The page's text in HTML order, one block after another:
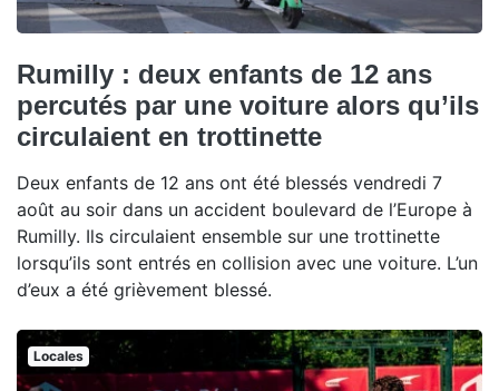
Rumilly : deux enfants de 12 ans
percutés par une voiture alors qu’ils
circulaient en trottinette
Deux enfants de 12 ans ont été blessés vendredi 7
août au soir dans un accident boulevard de l’Europe à
Rumilly. Ils circulaient ensemble sur une trottinette
lorsqu’ils sont entrés en collision avec une voiture. L’un
d’eux a été grièvement blessé.
Locales